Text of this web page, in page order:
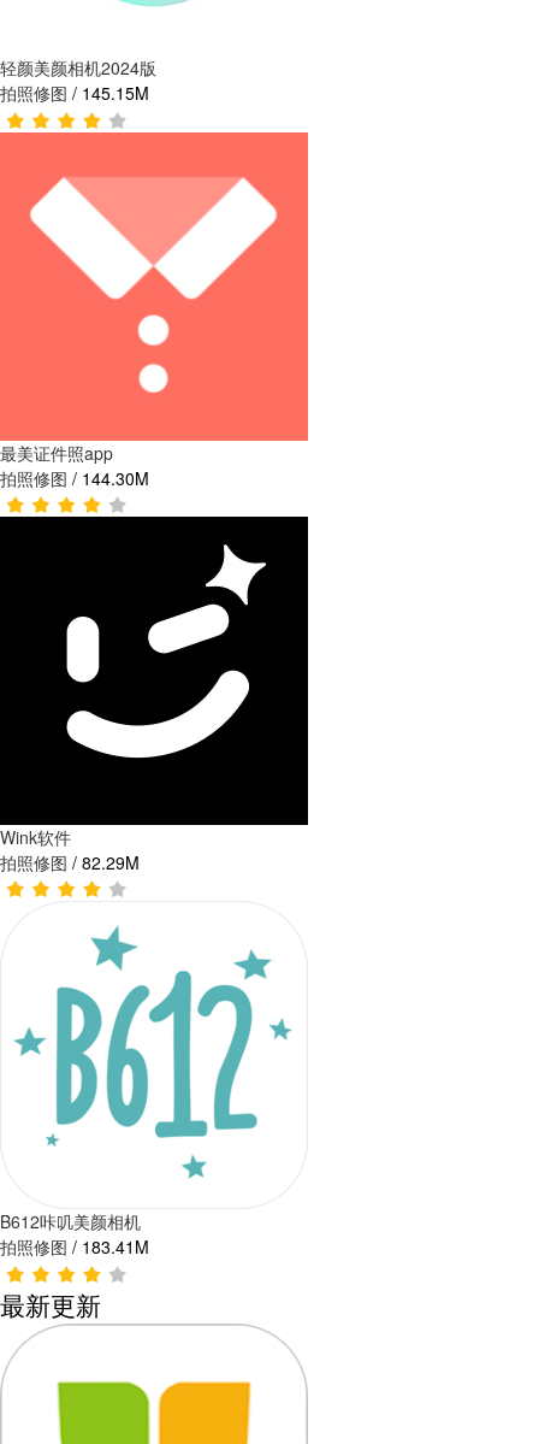
轻颜美颜相机2024版
拍照修图 / 145.15M
最美证件照app
拍照修图 / 144.30M
Wink软件
拍照修图 / 82.29M
B612咔叽美颜相机
拍照修图 / 183.41M
最新更新